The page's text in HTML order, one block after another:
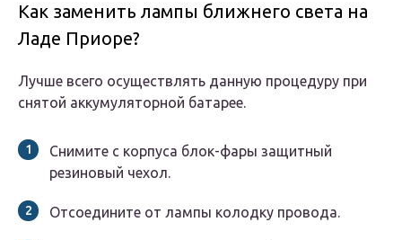
Как заменить лампы ближнего света на
Ладе Приоре?
Лучше всего осуществлять данную процедуру при
снятой аккумуляторной батарее.
Снимите с корпуса блок-фары защитный
резиновый чехол.
Отсоедините от лампы колодку провода.